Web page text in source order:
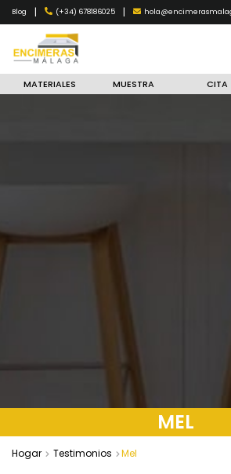
Blog | (+34) 678186025 |
MATERIALES MUESTRA CITA
MEL
Hogar Testimonios Mel